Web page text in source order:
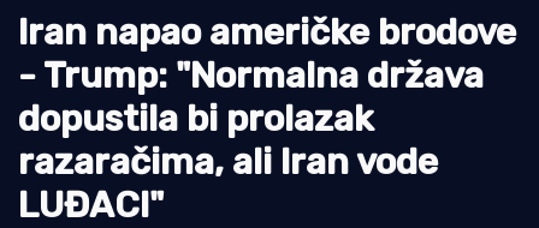
Pomorstvo
Ribolov
Ekologija
Tradicija i kultura
Iran napao američke brodove
- Trump: "Normalna država
dopustila bi prolazak
razaračima, ali Iran vode
LUĐACI"